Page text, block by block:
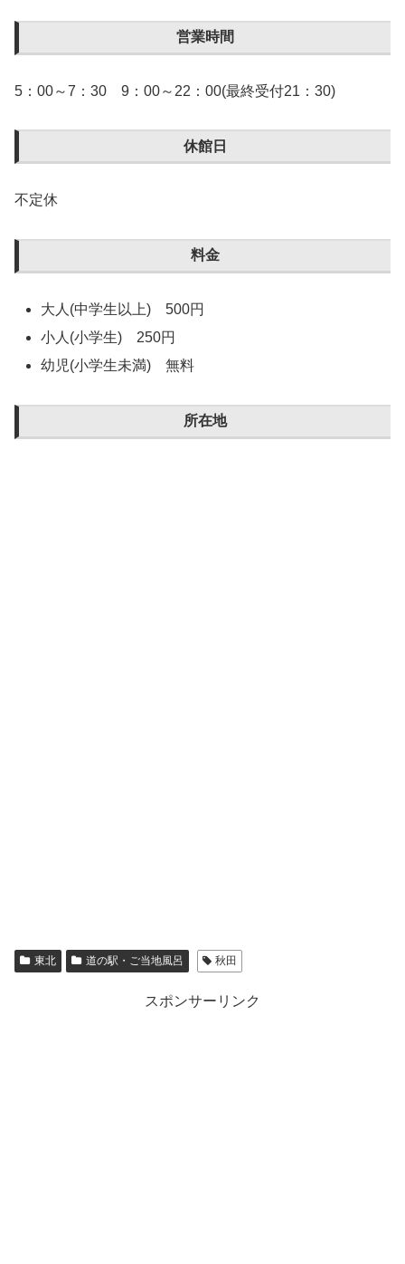
営業時間
5：00～7：30 9：00～22：00(最終受付21：30)
休館日
不定休
料金
大人(中学生以上) 500円
小人(小学生) 250円
幼児(小学生未満) 無料
所在地
東北 道の駅・ご当地風呂 秋田
スポンサーリンク